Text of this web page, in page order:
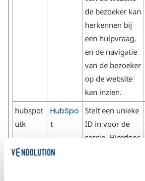
de bezoeker kan
herkennen bij
een hulpvraag,
en de navigatie
van de bezoeker
op de website
kan inzien.
hubspot
utk
HubSpo
t
Stelt een unieke
ID in voor de
sessie. Hierdoor